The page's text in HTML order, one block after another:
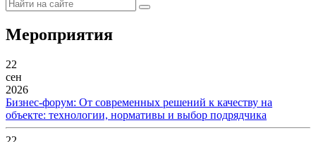
Мероприятия
22
сен
2026
Бизнес-форум: От современных решений к качеству на
объекте: технологии, нормативы и выбор подрядчика